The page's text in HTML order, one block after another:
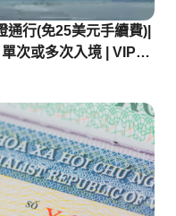
通行(免25美元手續費)|
次或多次入境 | VIP快